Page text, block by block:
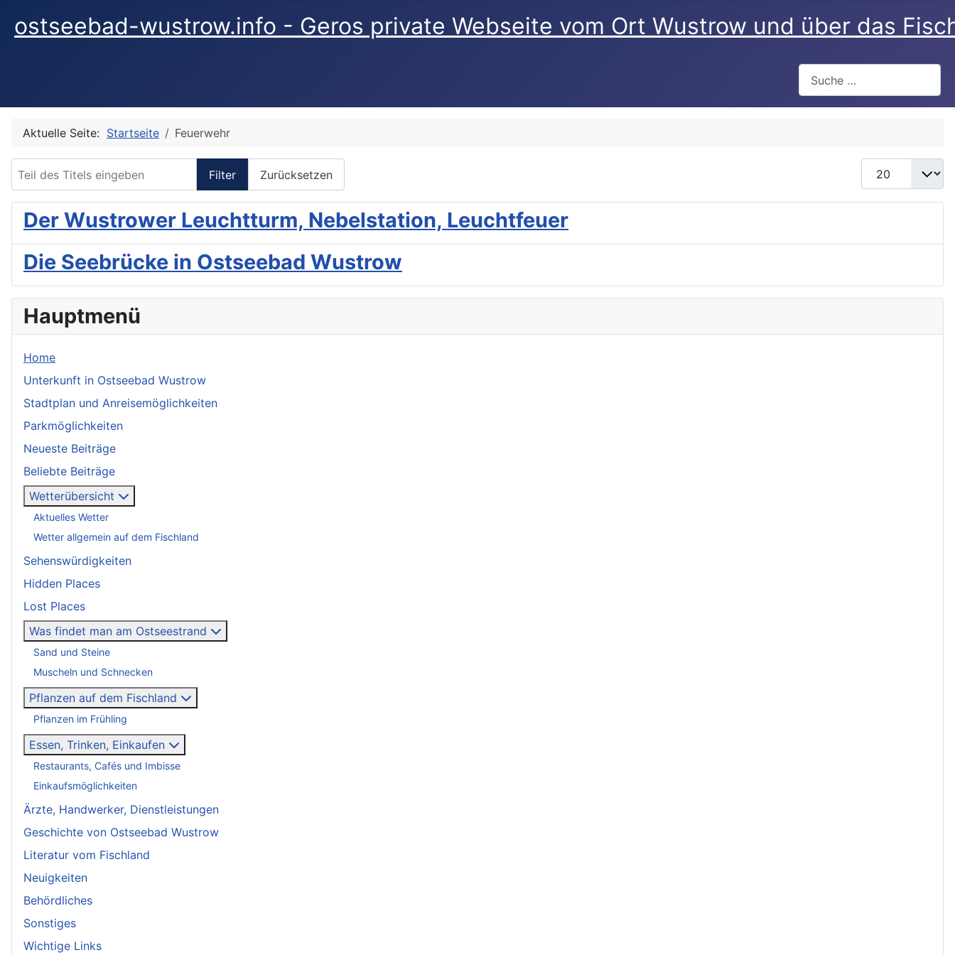
ostseebad-wustrow.info - Geros private Webseite vom Ort Wustrow und über das
Aktuelle Seite: Startseite Feuerwehr
Filter Zurücksetzen
Anzeige #
Der Wustrower Leuchtturm, Nebelstation, Leuchtfeuer
Die Seebrücke in Ostseebad Wustrow
Hauptmenü
Home
Unterkunft in Ostseebad Wustrow
Stadtplan und Anreisemöglichkeiten
Parkmöglichkeiten
Neueste Beiträge
Beliebte Beiträge
Wetterübersicht
Aktuelles Wetter
Wetter allgemein auf dem Fischland
Sehenswürdigkeiten
Hidden Places
Lost Places
Was findet man am Ostseestrand
Sand und Steine
Muscheln und Schnecken
Pflanzen auf dem Fischland
Pflanzen im Frühling
Essen, Trinken, Einkaufen
Restaurants, Cafés und Imbisse
Einkaufsmöglichkeiten
Ärzte, Handwerker, Dienstleistungen
Geschichte von Ostseebad Wustrow
Literatur vom Fischland
Neuigkeiten
Behördliches
Sonstiges
Wichtige Links